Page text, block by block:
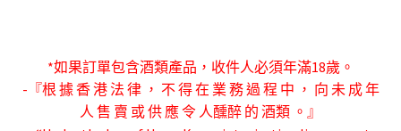
*如果訂單包含酒類產品，收件人必須年滿18歲。
-『根 據 香 港 法 律 ， 不 得 在 業 務 過 程 中 ， 向 未 成 年
人 售 賣 或 供 應 令 人醺醉 的 酒類 。』